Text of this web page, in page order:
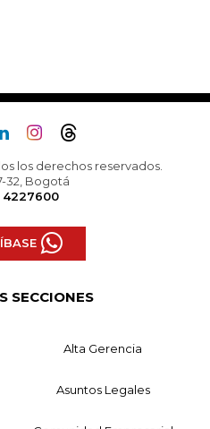
los derechos reservados.
32, Bogotá
4227600
SECCIONES
Alta Gerencia
Asuntos Legales